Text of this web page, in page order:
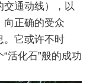
交通动线），以
向正确的受众
。它或许不时
活化石”般的成功